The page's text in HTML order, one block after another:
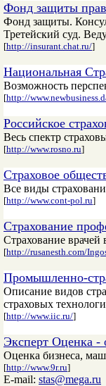
Фонд защиты прав
Фонд защиты.
Третейский суд.
[http://insurant.chat.ru/]
Национальная
Возможность
[http://
Российское
Весь спектр
[http://www.rosno.ru]
Страховое
Все виды
[http://www.cont-pol.ru]
Cтрахование
Страхование
[http://rusanesth.com/
Промышленно-
Описание видов
страховых
[http://www.iic.ru/]
Эксперт Оценка -
Оценка бизнеса,
[http://www.9r.ru]
E-mail: stas@mega.ru